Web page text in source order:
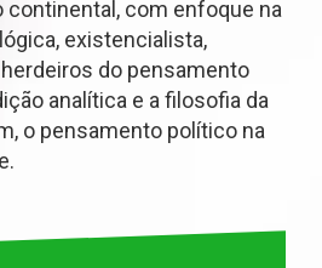
continental, com enfoque na
existencialista,
do pensamento
analítica e a filosofia da
o pensamento político na